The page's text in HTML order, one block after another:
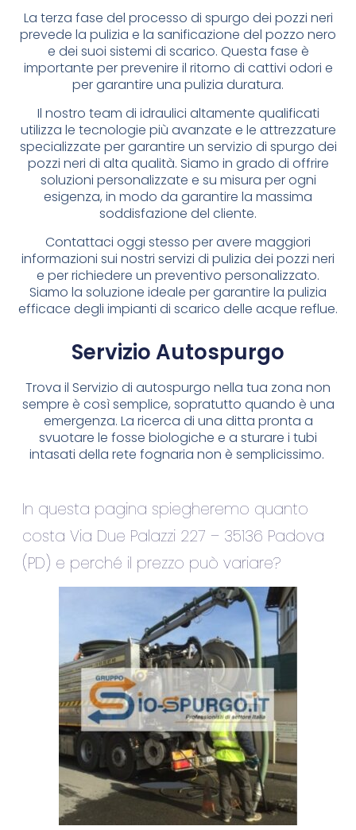
La terza fase del processo di spurgo dei pozzi neri
prevede la pulizia e la sanificazione del pozzo nero
e dei suoi sistemi di scarico. Questa fase è
importante per prevenire il ritorno di cattivi odori e
per garantire una pulizia duratura.
Il nostro team di idraulici altamente qualificati
utilizza le tecnologie più avanzate e le attrezzature
specializzate per garantire un servizio di spurgo dei
pozzi neri di alta qualità. Siamo in grado di offrire
soluzioni personalizzate e su misura per ogni
esigenza, in modo da garantire la massima
soddisfazione del cliente.
Contattaci oggi stesso per avere maggiori
informazioni sui nostri servizi di pulizia dei pozzi neri
e per richiedere un preventivo personalizzato.
Siamo la soluzione ideale per garantire la pulizia
efficace degli impianti di scarico delle acque reflue.
Servizio Autospurgo
Trova il Servizio di autospurgo nella tua zona non
sempre è così semplice, sopratutto quando è una
emergenza. La ricerca di una ditta pronta a
svuotare le fosse biologiche e a sturare i tubi
intasati della rete fognaria non è semplicissimo.
In questa pagina spiegheremo quanto
costa Via Due Palazzi 227 – 35136 Padova
(PD) e perché il prezzo può variare?